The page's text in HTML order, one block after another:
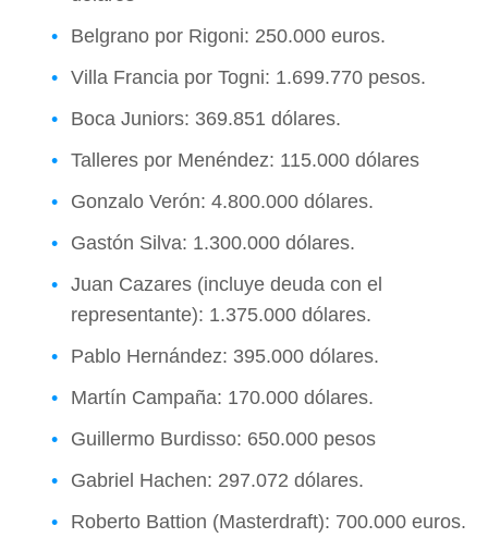
Belgrano por Rigoni: 250.000 euros.
Villa Francia por Togni: 1.699.770 pesos.
Boca Juniors: 369.851 dólares.
Talleres por Menéndez: 115.000 dólares
Gonzalo Verón: 4.800.000 dólares.
Gastón Silva: 1.300.000 dólares.
Juan Cazares (incluye deuda con el
representante): 1.375.000 dólares.
Pablo Hernández: 395.000 dólares.
Martín Campaña: 170.000 dólares.
Guillermo Burdisso: 650.000 pesos
Gabriel Hachen: 297.072 dólares.
Roberto Battion (Masterdraft): 700.000 euros.